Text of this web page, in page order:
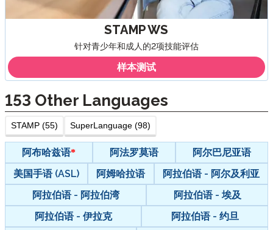
STAMP WS
针对青少年和成人的2项技能评估
样本测试
153 Other Languages
STAMP (55) SuperLanguage (98)
阿布哈兹语 阿法罗莫语
阿尔巴尼亚语
美国手语 (ASL)
阿姆哈拉语
阿拉伯语 - 阿尔及利亚
阿拉伯语 - 阿拉伯湾
阿拉伯语 - 埃及
阿拉伯语 - 伊拉克
阿拉伯语 - 约旦